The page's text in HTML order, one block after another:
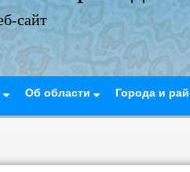
сайт
Об области Города и